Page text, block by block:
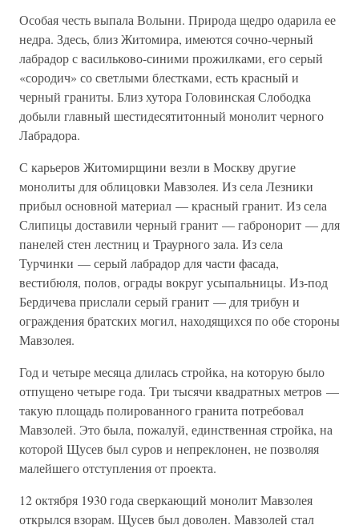
Особая честь выпала Волыни. Природа щедро одарила ее
недра. Здесь, близ Житомира, имеются сочно-черный
лабрадор с васильково-синими прожилками, его серый
«сородич» со светлыми блестками, есть красный и
черный граниты. Близ хутора Головинская Слободка
добыли главный шестидесятитонный монолит черного
Лабрадора.
С карьеров Житомирщини везли в Москву другие
монолиты для облицовки Мавзолея. Из села Лезники
прибыл основной материал — красный гранит. Из села
Слипицы доставили черный гранит — габронорит — для
панелей стен лестниц и Траурного зала. Из села
Турчинки — серый лабрадор для части фасада,
вестибюля, полов, ограды вокруг усыпальницы. Из-под
Бердичева прислали серый гранит — для трибун и
ограждения братских могил, находящихся по обе стороны
Мавзолея.
Год и четыре месяца длилась стройка, на которую было
отпущено четыре года. Три тысячи квадратных метров —
такую площадь полированного гранита потребовал
Мавзолей. Это была, пожалуй, единственная стройка, на
которой Щусев был суров и непреклонен, не позволяя
малейшего отступления от проекта.
12 октября 1930 года сверкающий монолит Мавзолея
открылся взорам. Щусев был доволен. Мавзолей стал